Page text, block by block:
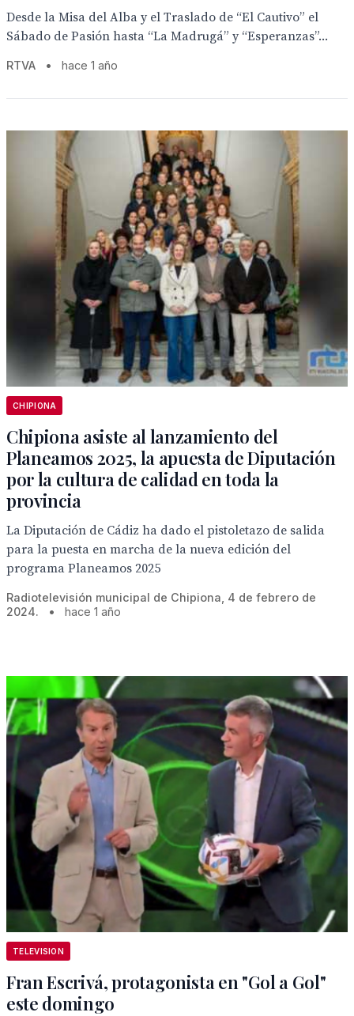
Desde la Misa del Alba y el Traslado de “El Cautivo” el
Sábado de Pasión hasta “La Madrugá” y “Esperanzas”...
RTVA • hace 1 año
CHIPIONA
Chipiona asiste al lanzamiento del
Planeamos 2025, la apuesta de Diputación
por la cultura de calidad en toda la
provincia
La Diputación de Cádiz ha dado el pistoletazo de salida
para la puesta en marcha de la nueva edición del
programa Planeamos 2025
Radiotelevisión municipal de Chipiona, 4 de febrero de
2024.
• hace 1 año
TELEVISION
Fran Escrivá, protagonista en "Gol a Gol"
este domingo